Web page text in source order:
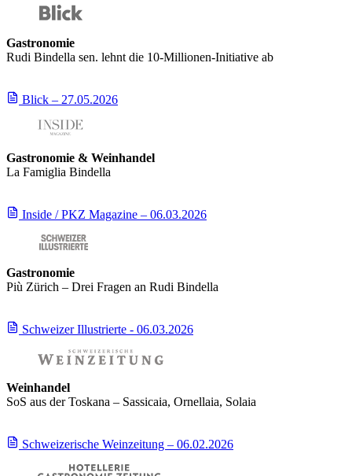
Gastronomie
Rudi Bindella sen. lehnt die 10-Millionen-Initiative ab
Blick – 27.05.2026
Gastronomie & Weinhandel
La Famiglia Bindella
Inside / PKZ Magazine – 06.03.2026
Gastronomie
Più Zürich – Drei Fragen an Rudi Bindella
Schweizer Illustrierte - 06.03.2026
Weinhandel
SoS aus der Toskana – Sassicaia, Ornellaia, Solaia
Schweizerische Weinzeitung – 06.02.2026